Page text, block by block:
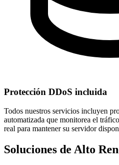
Protección DDoS incluida
Todos nuestros servicios incluyen
automatizada que monitorea el
real para mantener su servidor
Soluciones de Alto